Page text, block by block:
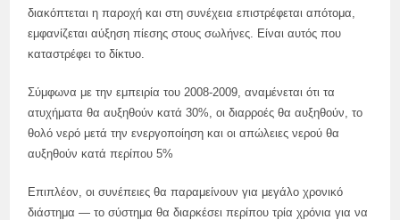
διακόπτεται η παροχή και στη συνέχεια επιστρέφεται απότομα,
εμφανίζεται αύξηση πίεσης στους σωλήνες. Είναι αυτός που
καταστρέφει το δίκτυο.
Σύμφωνα με την εμπειρία του 2008-2009, αναμένεται ότι τα
ατυχήματα θα αυξηθούν κατά 30%, οι διαρροές θα αυξηθούν, το
θολό νερό μετά την ενεργοποίηση και οι απώλειες νερού θα
αυξηθούν κατά περίπου 5%
Επιπλέον, οι συνέπειες θα παραμείνουν για μεγάλο χρονικό
διάστημα — το σύστημα θα διαρκέσει περίπου τρία χρόνια για να